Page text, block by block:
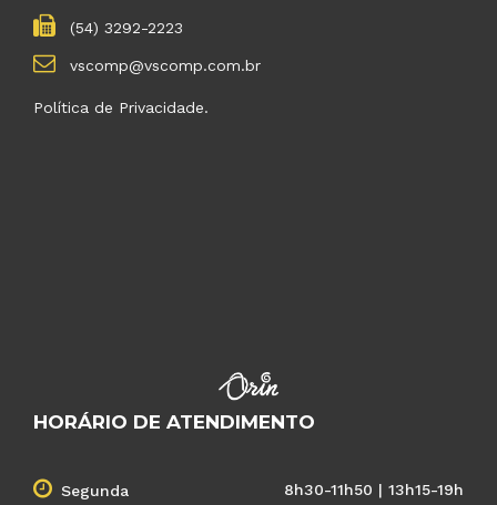
(54) 3292-2223
vscomp@vscomp.com.br
Política de Privacidade.
HORÁRIO DE ATENDIMENTO
Segunda 8h30-11h50 | 13h15-19h